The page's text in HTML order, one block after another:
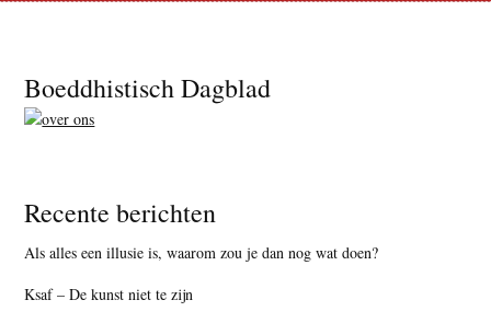
Footer
Boeddhistisch Dagblad
Recente berichten
Als alles een illusie is, waarom zou je dan nog wat doen?
Ksaf – De kunst niet te zijn